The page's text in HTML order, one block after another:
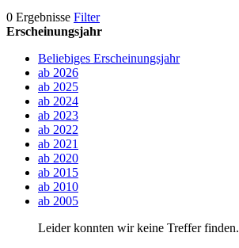
0 Ergebnisse Filter
Erscheinungsjahr
Beliebiges Erscheinungsjahr
ab 2026
ab 2025
ab 2024
ab 2023
ab 2022
ab 2021
ab 2020
ab 2015
ab 2010
ab 2005
Leider konnten wir keine Treffer finden.